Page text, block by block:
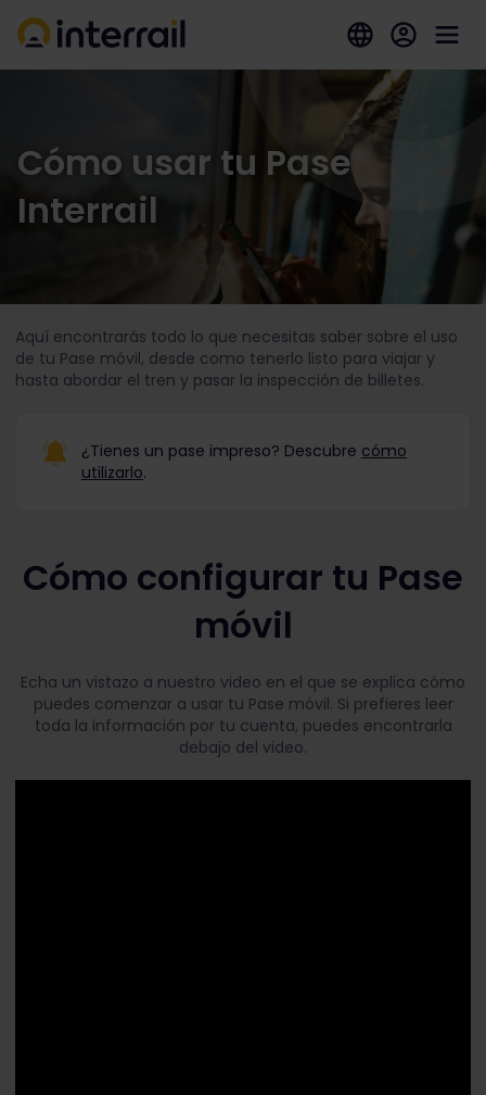
Cómo usar tu Pase
Interrail
Aquí encontrarás todo lo que necesitas saber sobre el uso
de tu Pase móvil, desde como tenerlo listo para viajar y
hasta abordar el tren y pasar la inspección de billetes.
¿Tienes un pase impreso? Descubre cómo
utilizarlo.
Cómo configurar tu Pase
móvil
Echa un vistazo a nuestro video en el que se explica cómo
puedes comenzar a usar tu Pase móvil. Si prefieres leer
toda la información por tu cuenta, puedes encontrarla
debajo del video.